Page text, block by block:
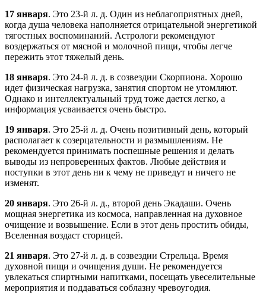
17 января. Это 23-й л. д. Один из неблагоприятных дней,
когда душа человека наполняется отрицательной энергетикой
тягостных воспоминаний. Астрологи рекомендуют
воздержаться от мясной и молочной пищи, чтобы легче
пережить этот тяжелый день.
18 января. Это 24-й л. д. в созвездии Скорпиона. Хорошо
идет физическая нагрузка, занятия спортом не утомляют.
Однако и интеллектуальный труд тоже дается легко, а
информация усваивается очень быстро.
19 января. Это 25-й л. д. Очень позитивный день, который
располагает к созерцательности и размышлениям. Не
рекомендуется принимать поспешные решения и делать
выводы из непроверенных фактов. Любые действия и
поступки в этот день ни к чему не приведут и ничего не
изменят.
20 января. Это 26-й л. д., второй день Экадаши. Очень
мощная энергетика из космоса, направленная на духовное
очищение и возвышение. Если в этот день простить обиды,
Вселенная воздаст сторицей.
21 января. Это 27-й л. д. в созвездии Стрельца. Время
духовной пищи и очищения души. Не рекомендуется
увлекаться спиртными напитками, посещать увеселительные
мероприятия и поддаваться соблазну чревоугодия.